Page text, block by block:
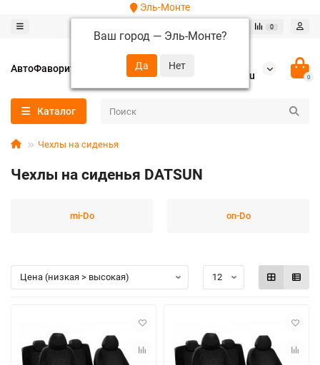
Эль-Монте
Ваш город — Эль-Монте?
0
АвтоФаворит
+7 (952) 288-64-62
autofavorit-spb@yandex.ru
0
Каталог
Чехлы на сиденья
Чехлы на сиденья DATSUN
mi-Do on-Do